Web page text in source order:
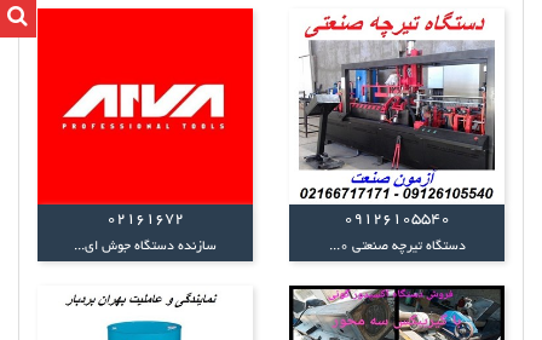
09126105540
دستگاه تیرچه صنعتی 0...
02161672
سازنده دستگاه جوش ای...